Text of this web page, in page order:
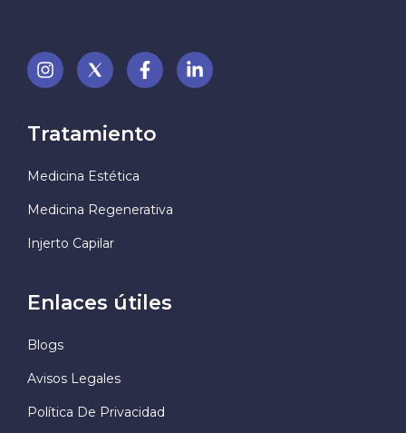
Tratamiento
Medicina Estética
Medicina Regenerativa
Injerto Capilar
Enlaces útiles
Blogs
Avisos Legales
Política De Privacidad